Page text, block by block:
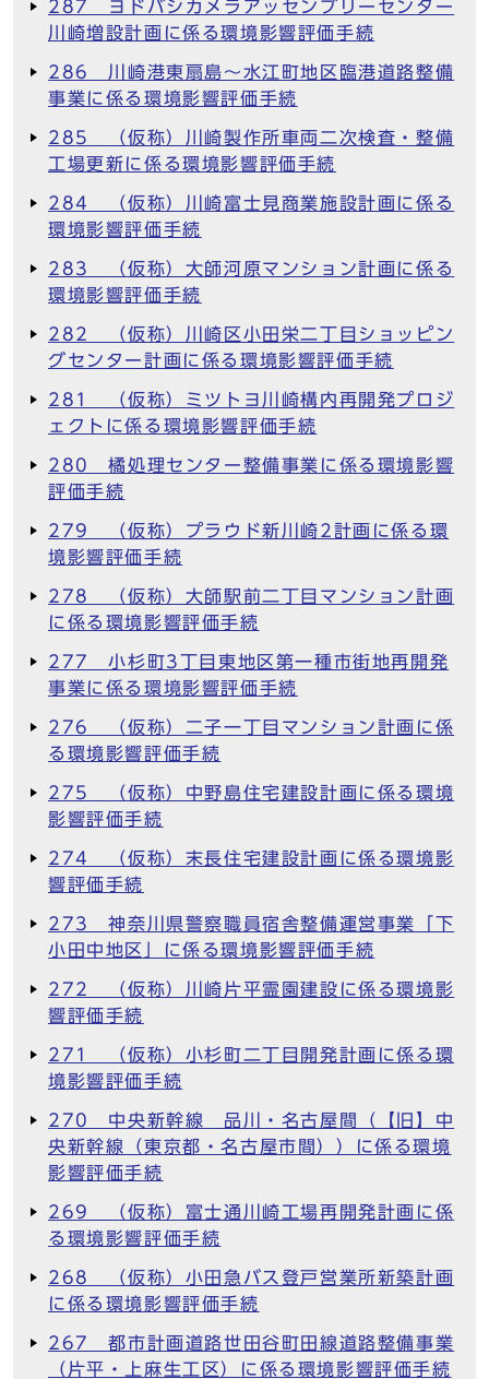
287 ヨドバシカメラアッセンブリーセンター
川崎増設計画に係る環境影響評価手続
286 川崎港東扇島～水江町地区臨港道路整備
事業に係る環境影響評価手続
285 （仮称）川崎製作所車両二次検査・整備
工場更新に係る環境影響評価手続
284 （仮称）川崎富士見商業施設計画に係る
環境影響評価手続
283 （仮称）大師河原マンション計画に係る
環境影響評価手続
282 （仮称）川崎区小田栄二丁目ショッピン
グセンター計画に係る環境影響評価手続
281 （仮称）ミツトヨ川崎構内再開発プロジ
ェクトに係る環境影響評価手続
280 橘処理センター整備事業に係る環境影響
評価手続
279 （仮称）プラウド新川崎2計画に係る環
境影響評価手続
278 （仮称）大師駅前二丁目マンション計画
に係る環境影響評価手続
277 小杉町3丁目東地区第一種市街地再開発
事業に係る環境影響評価手続
276 （仮称）二子一丁目マンション計画に係
る環境影響評価手続
275 （仮称）中野島住宅建設計画に係る環境
影響評価手続
274 （仮称）末長住宅建設計画に係る環境影
響評価手続
273 神奈川県警察職員宿舎整備運営事業「下
小田中地区」に係る環境影響評価手続
272 （仮称）川崎片平霊園建設に係る環境影
響評価手続
271 （仮称）小杉町二丁目開発計画に係る環
境影響評価手続
270 中央新幹線 品川・名古屋間（【旧】中
央新幹線（東京都・名古屋市間））に係る環境
影響評価手続
269 （仮称）富士通川崎工場再開発計画に係
る環境影響評価手続
268 （仮称）小田急バス登戸営業所新築計画
に係る環境影響評価手続
267 都市計画道路世田谷町田線道路整備事業
（片平・上麻生工区）に係る環境影響評価手続